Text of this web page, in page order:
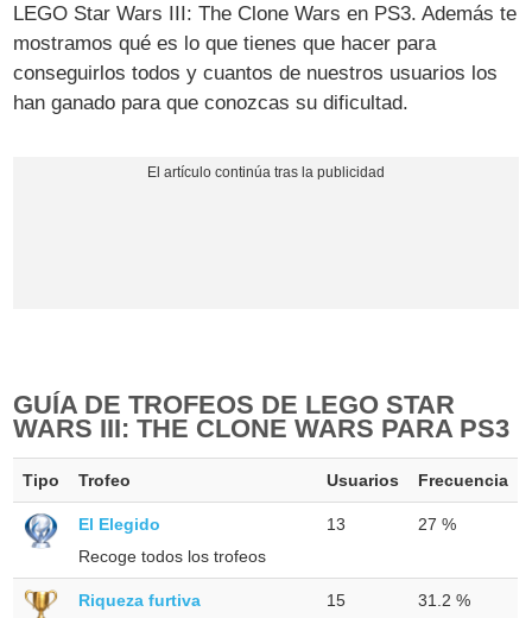
LEGO Star Wars III: The Clone Wars en PS3. Además te
mostramos qué es lo que tienes que hacer para
conseguirlos todos y cuantos de nuestros usuarios los
han ganado para que conozcas su dificultad.
GUÍA DE TROFEOS DE LEGO STAR
WARS III: THE CLONE WARS PARA PS3
Tipo Trofeo Usuarios Frecuencia
El Elegido
Recoge todos los trofeos
13 27 %
Riqueza furtiva
15 31.2 %